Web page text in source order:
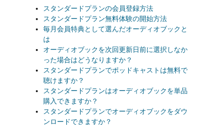
スタンダードプランの会員登録方法
スタンダードプラン無料体験の開始方法
毎月会員特典として選んだオーディオブックと
は
オーディオブックを次回更新日前に選択しなか
った場合はどうなりますか？
スタンダードプランでポッドキャストは無料で
聴けますか？
スタンダードプランはオーディオブックを単品
購入できますか？
スタンダードプランでオーディオブックをダウ
ンロードできますか？